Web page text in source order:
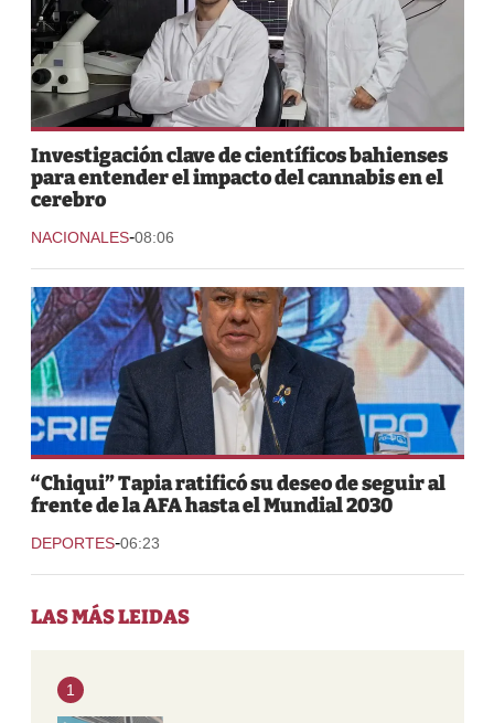
Investigación clave de científicos bahienses
para entender el impacto del cannabis en el
cerebro
NACIONALES-08:06
“Chiqui” Tapia ratificó su deseo de seguir al
frente de la AFA hasta el Mundial 2030
DEPORTES-06:23
LAS MÁS LEIDAS
1